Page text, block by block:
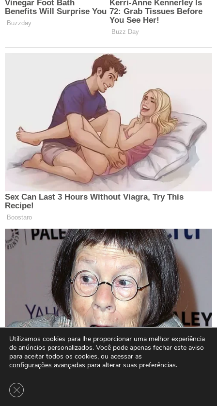
Utilizamos cookies para lhe proporcionar uma melhor experiência
de anúncios personalizados. Você pode apenas fechar este aviso
para aceitar todos os cookies, ou acessar as
configurações avançadas para alterar suas preferências.
Close GDPR Cookie Banner